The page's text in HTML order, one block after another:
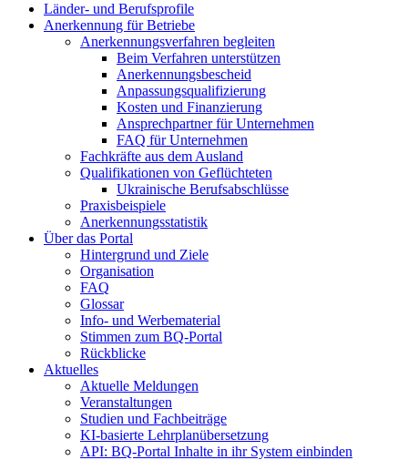
Länder- und Berufsprofile
Anerkennung für Betriebe
Anerkennungsverfahren begleiten
Beim Verfahren unterstützen
Anerkennungsbescheid
Anpassungsqualifizierung
Kosten und Finanzierung
Ansprechpartner für Unternehmen
FAQ für Unternehmen
Fachkräfte aus dem Ausland
Qualifikationen von Geflüchteten
Ukrainische Berufsabschlüsse
Praxisbeispiele
Anerkennungsstatistik
Über das Portal
Hintergrund und Ziele
Organisation
FAQ
Glossar
Info- und Werbematerial
Stimmen zum BQ-Portal
Rückblicke
Aktuelles
Aktuelle Meldungen
Veranstaltungen
Studien und Fachbeiträge
KI-basierte Lehrplanübersetzung
API: BQ-Portal Inhalte in ihr System einbinden